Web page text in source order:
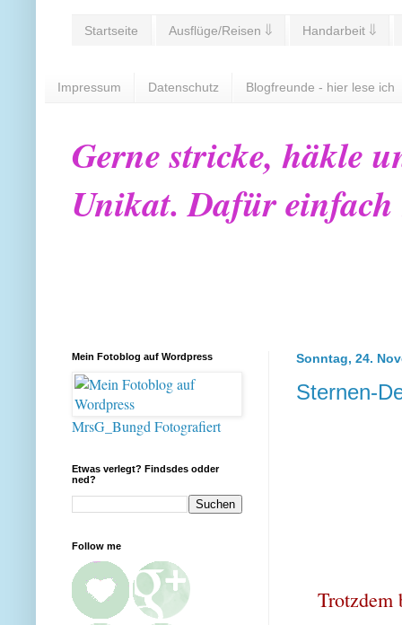
Startseite Ausflüge/Reisen ⇓ Handarbeit ⇓
Impressum Datenschutz Blogfreunde - hier lese ich
Gerne stricke, häkle
Unikat. Dafür
Sonntag, 24.
Sternen-
Trotzdem
Mein Fotoblog auf Wordpress
MrsG_Bungd Fotografiert
Etwas verlegt? Findsdes odder
ned?
Follow me